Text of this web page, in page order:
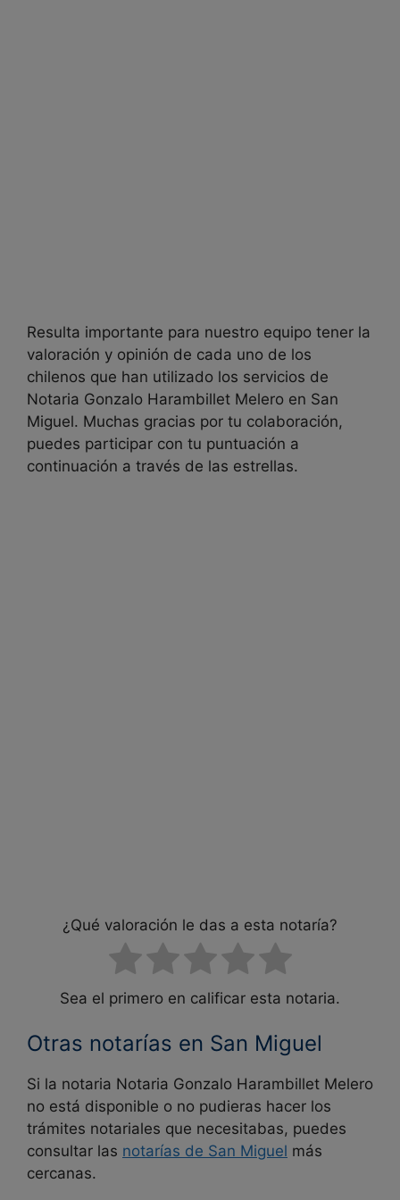
Resulta importante para nuestro equipo tener la
valoración y opinión de cada uno de los
chilenos que han utilizado los servicios de
Notaria Gonzalo Harambillet Melero en San
Miguel. Muchas gracias por tu colaboración,
puedes participar con tu puntuación a
continuación a través de las estrellas.
¿Qué valoración le das a esta notaría?
Sea el primero en calificar esta notaria.
Otras notarías en San Miguel
Si la notaria Notaria Gonzalo Harambillet Melero
no está disponible o no pudieras hacer los
trámites notariales que necesitabas, puedes
consultar las notarías de San Miguel más
cercanas.